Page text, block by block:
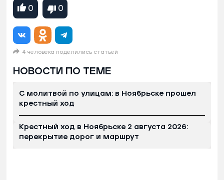
0 0
4 человека поделились статьей
НОВОСТИ ПО ТЕМЕ
С молитвой по улицам: в Ноябрьске прошел
крестный ход
Крестный ход в Ноябрьске 2 августа 2026:
перекрытие дорог и маршрут